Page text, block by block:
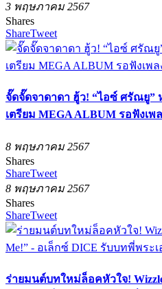
3 พฤษภาคม 2567
Shares
ShareTweet
จั๊ดจั๊ดจาดาดา ฮู้ว! “ไอซ์ ศรัณยู”
เตรียม MEGA ALBUM รอฟังเพ
8 พฤษภาคม 2567
Shares
ShareTweet
8 พฤษภาคม 2567
Shares
ShareTweet
ร่ายมนต์บทใหม่ล็อคหัวใจ!